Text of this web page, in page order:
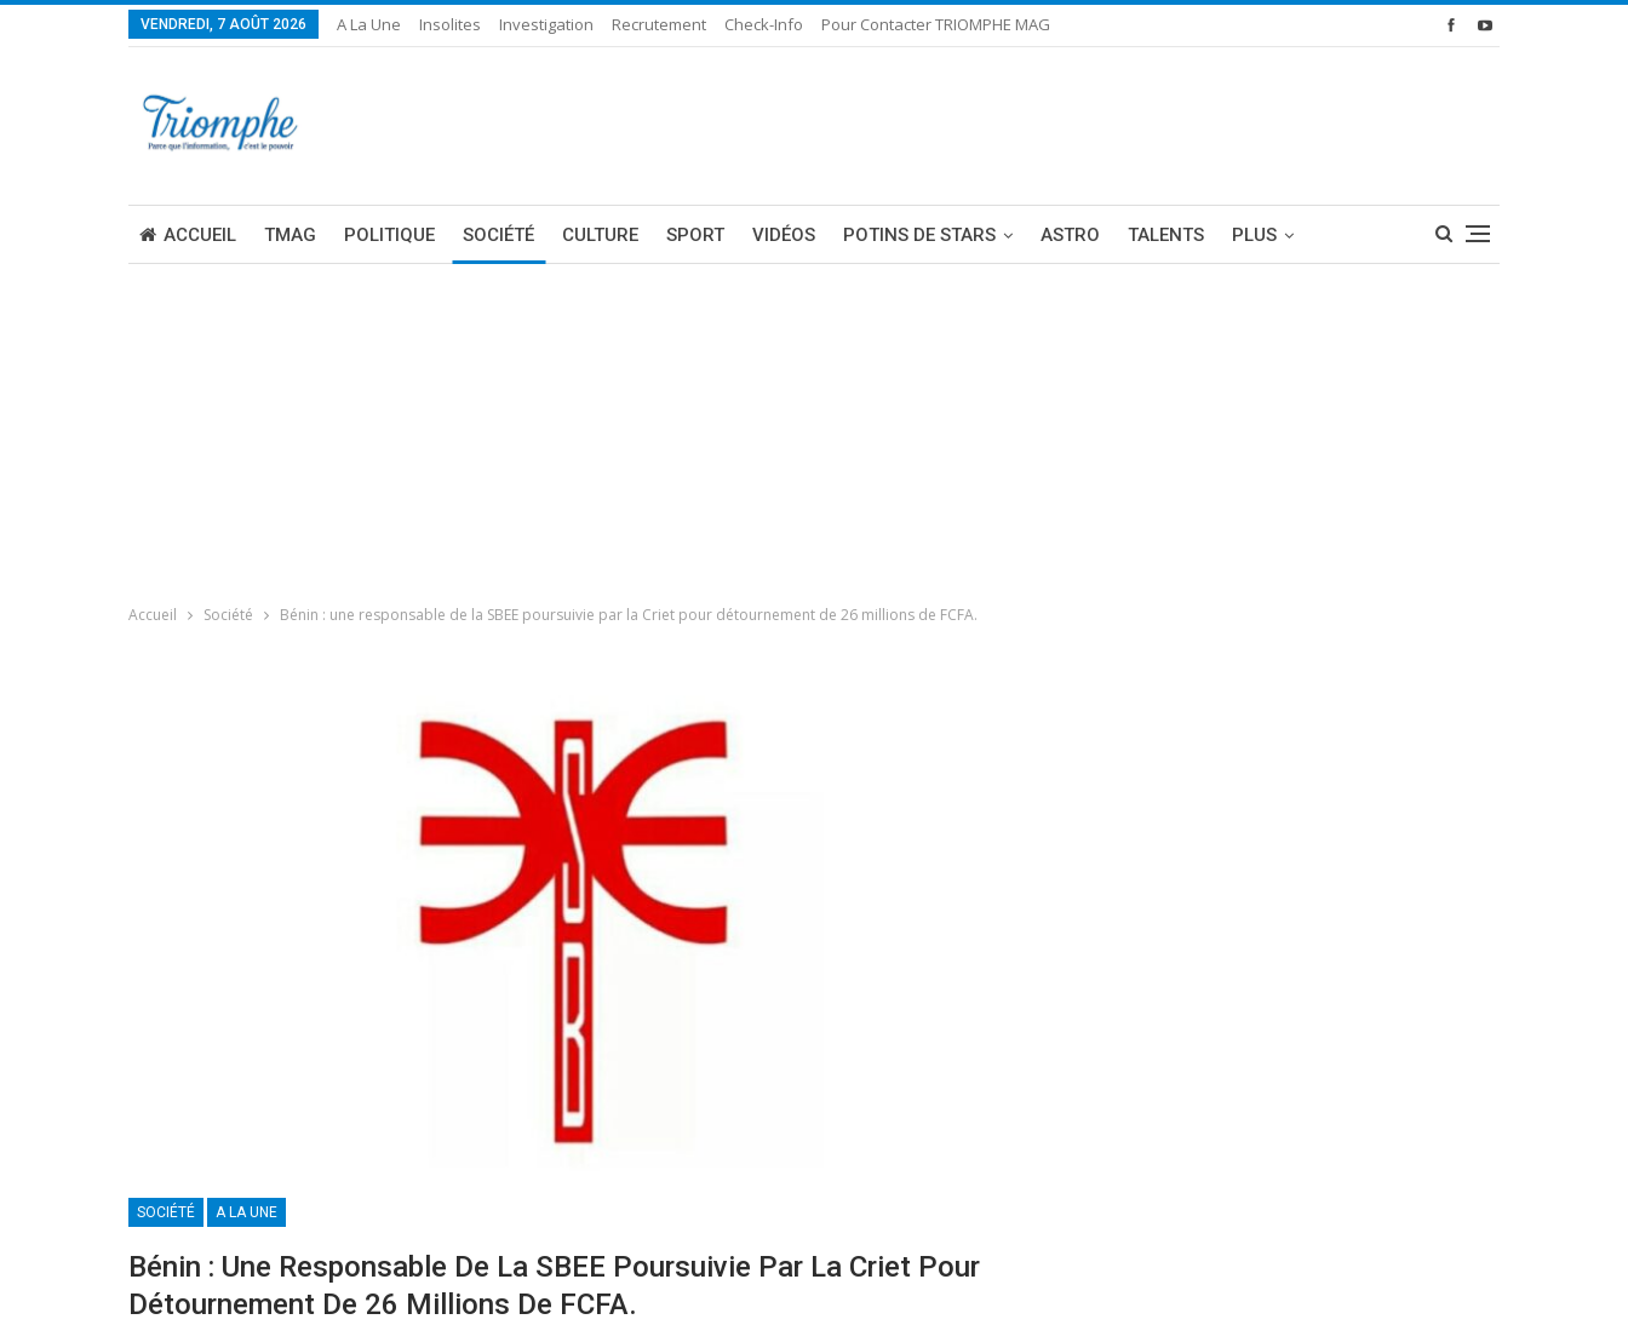
VENDREDI, 7 AOÛT 2026 A La Une Insolites Investigation Recrutement Check-Info Pour Contacter TRIOMPHE MAG
ACCUEIL TMAG POLITIQUE SOCIÉTÉ CULTURE SPORT VIDÉOS POTINS DE STARS ASTRO TALENTS PLUS
Accueil Société Bénin : une responsable de la SBEE poursuivie par la Criet pour détournement de 26 millions de FCFA.
SOCIÉTÉ A LA UNE
Bénin : Une Responsable De La SBEE Poursuivie Par La Criet Pour
Détournement De 26 Millions De FCFA.